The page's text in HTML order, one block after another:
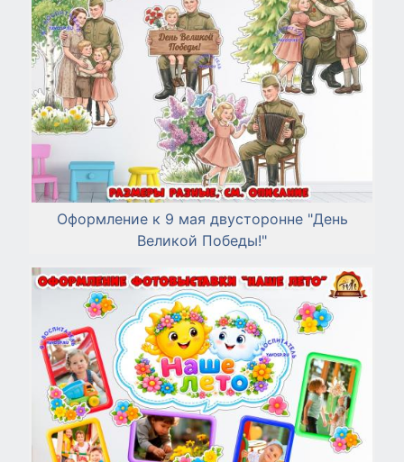
Оформление к 9 мая двусторонне "День
Великой Победы!"